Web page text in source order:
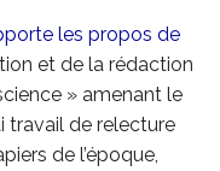
les propos de
et de la rédaction
» amenant le
travail de relecture
de l’époque,